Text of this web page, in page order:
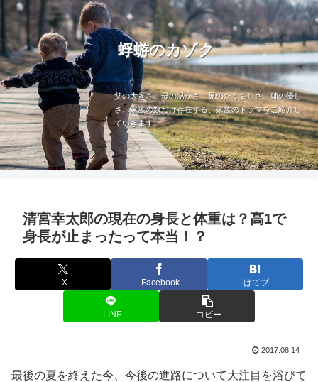
蜉蝣のカゾク
父の大きさ、母の温かさ、兄のたくましさ、姉の優し
さ…家族の数だけ存在する、家族のドラマをご紹介し
ていきます。
清宮幸太郎の現在の身長と体重は？高1で
身長が止まったって本当！？
X Facebook はてブ
LINE コピー
2017.08.14
最後の夏を終えた今、今後の進路について大注目を浴びて